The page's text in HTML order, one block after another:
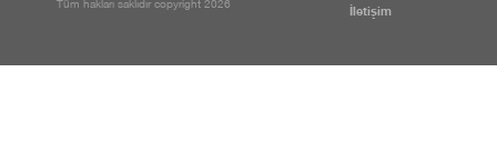
İletişim
Tüm hakları saklıdır copyright 2026